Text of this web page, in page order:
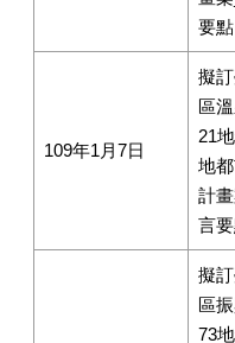
要點
109年1月7日
擬
區
21
地
計
言
擬
區
73